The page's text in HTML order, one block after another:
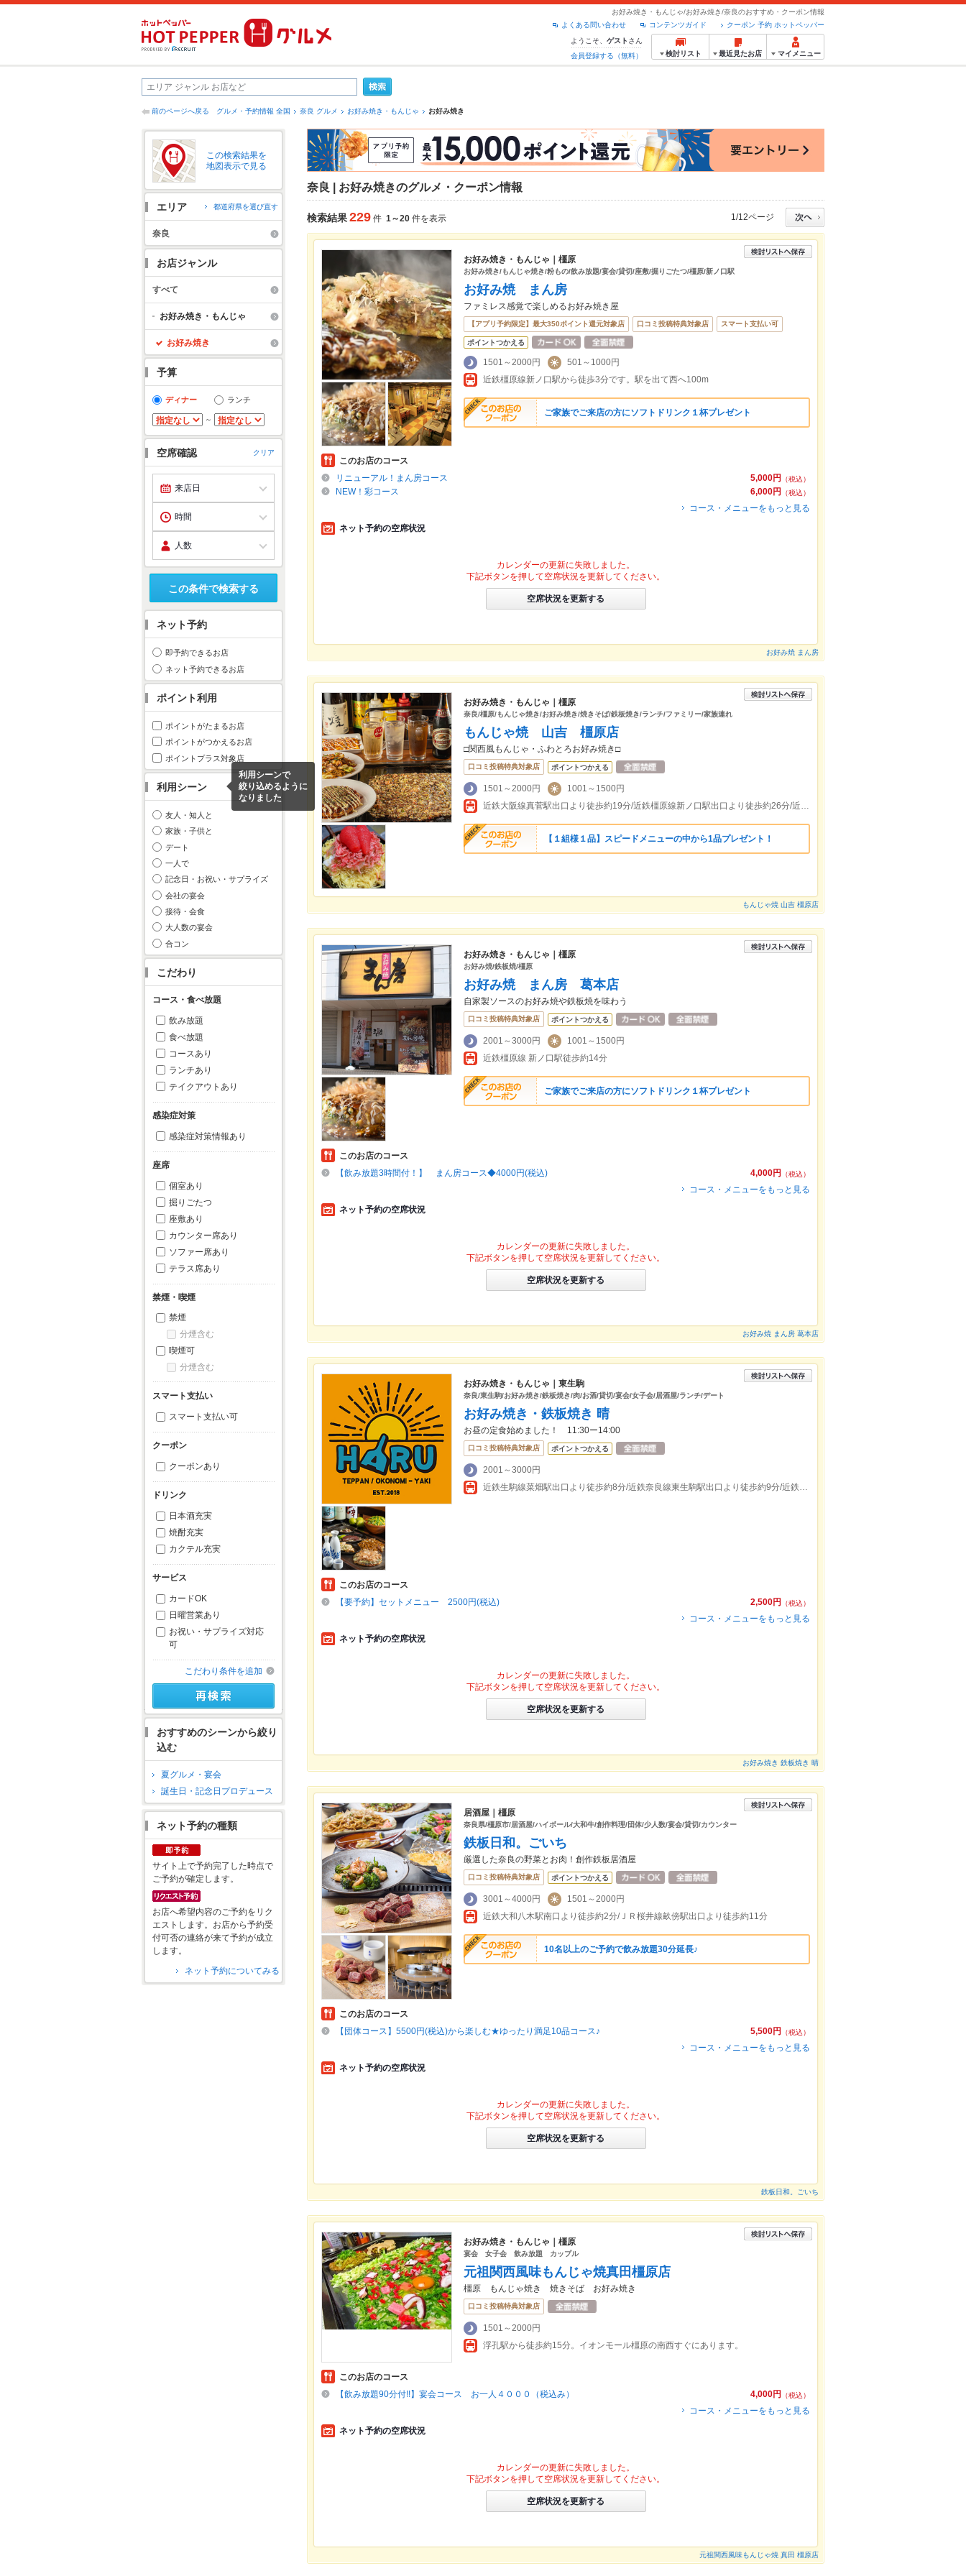
お好み焼き・もんじゃ/お好み焼き/奈良のおすすめ・クーポン情報
クーポン 予約 ホットペッパー
コンテンツガイド
よくある問い合わせ
ようこそ、 ゲスト さん
会員登録する（無料）
検討リスト 最近見たお店 マイメニュー
前のページへ戻る グルメ・予約情報 全国 奈良 グルメ お好み焼き・もんじゃ お好み焼き
この検索結果を
地図表示で見る
エリア 都道府県を選び直す
奈良
お店ジャンル
すべて
お好み焼き・もんじゃ
お好み焼き
予算
ディナー ランチ
～
空席確認 クリア
この条件で検索する
ネット予約
即予約できるお店
ネット予約できるお店
ポイント利用
ポイントがたまるお店
ポイントがつかえるお店
ポイントプラス対象店
利用シーン
利用シーンで
絞り込めるように
なりました
友人・知人と
家族・子供と
デート
一人で
記念日・お祝い・サプライズ
会社の宴会
接待・会食
大人数の宴会
合コン
こだわり
コース・食べ放題
飲み放題
食べ放題
コースあり
ランチあり
テイクアウトあり
感染症対策
感染症対策情報あり
座席
個室あり
掘りごたつ
座敷あり
カウンター席あり
ソファー席あり
テラス席あり
禁煙・喫煙
禁煙
分煙含む
喫煙可
分煙含む
スマート支払い
スマート支払い可
クーポン
クーポンあり
ドリンク
日本酒充実
焼酎充実
カクテル充実
サービス
カードOK
日曜営業あり
お祝い・サプライズ対応
可
こだわり条件を追加
おすすめのシーンから絞り
込む
夏グルメ・宴会
誕生日・記念日プロデュース
ネット予約の種類
サイト上で予約完了した時点で
ご予約が確定します。
お店へ希望内容のご予約をリク
エストします。お店から予約受
付可否の連絡が来て予約が成立
します。
ネット予約についてみる
奈良 | お好み焼きのグルメ・クーポン情報
検索結果229 件 1～20 件を表示 1/12ページ
お好み焼き・もんじゃ｜橿原
お好み焼き/もんじゃ焼き/粉もの/飲み放題/宴会/貸切/座敷/掘りごたつ/橿原/新ノ口駅
お好み焼 まん房
ファミレス感覚で楽しめるお好み焼き屋
【アプリ予約限定】最大350ポイント還元対象店 口コミ投稿特典対象店 スマート支払い可
ポイントつかえる
1501～2000円
501～1000円
近鉄橿原線新ノ口駅から徒歩3分です。駅を出て西へ100m
ご家族でご来店の方にソフトドリンク１杯プレゼント
このお店のコース
5,000円
（税込）
リニューアル！まん房コース
6,000円
（税込）
NEW！彩コース
コース・メニューをもっと見る
ネット予約の空席状況
カレンダーの更新に失敗しました。
下記ボタンを押して空席状況を更新してください。
空席状況を更新する
お好み焼 まん房
お好み焼き・もんじゃ｜橿原
奈良/橿原/もんじゃ焼き/お好み焼き/焼きそば/鉄板焼き/ランチ/ファミリー/家族連れ
もんじゃ焼 山吉 橿原店
□関西風もんじゃ・ふわとろお好み焼き□
口コミ投稿特典対象店 ポイントつかえる
1501～2000円
1001～1500円
近鉄大阪線真菅駅出口より徒歩約19分/近鉄橿原線新ノ口駅出口より徒歩約26分/近鉄橿原線大和八木駅北口より徒歩約29分
【１組様１品】スピードメニューの中から1品プレゼント！
もんじゃ焼 山吉 橿原店
お好み焼き・もんじゃ｜橿原
お好み焼/鉄板焼/橿原
お好み焼 まん房 葛本店
自家製ソースのお好み焼や鉄板焼を味わう
口コミ投稿特典対象店 ポイントつかえる
2001～3000円
1001～1500円
近鉄橿原線 新ノ口駅徒歩約14分
ご家族でご来店の方にソフトドリンク１杯プレゼント
このお店のコース
4,000円
（税込）
【飲み放題3時間付！】 まん房コース◆4000円(税込)
コース・メニューをもっと見る
ネット予約の空席状況
カレンダーの更新に失敗しました。
下記ボタンを押して空席状況を更新してください。
空席状況を更新する
お好み焼 まん房 葛本店
お好み焼き・もんじゃ｜東生駒
奈良/東生駒/お好み焼き/鉄板焼き/肉/お酒/貸切/宴会/女子会/居酒屋/ランチ/デート
お好み焼き・鉄板焼き 晴
お昼の定食始めました！ 11:30ー14:00
口コミ投稿特典対象店 ポイントつかえる
2001～3000円
近鉄生駒線菜畑駅出口より徒歩約8分/近鉄奈良線東生駒駅出口より徒歩約9分/近鉄けいはんな線生駒駅南口より徒歩約21分
このお店のコース
2,500円
（税込）
【要予約】セットメニュー 2500円(税込)
コース・メニューをもっと見る
ネット予約の空席状況
カレンダーの更新に失敗しました。
下記ボタンを押して空席状況を更新してください。
空席状況を更新する
お好み焼き 鉄板焼き 晴
居酒屋｜橿原
奈良県/橿原市/居酒屋/ハイボール/大和牛/創作料理/団体/少人数/宴会/貸切/カウンター
鉄板日和。ごいち
厳選した奈良の野菜とお肉！創作鉄板居酒屋
口コミ投稿特典対象店 ポイントつかえる
3001～4000円
1501～2000円
近鉄大和八木駅南口より徒歩約2分/ＪＲ桜井線畝傍駅出口より徒歩約11分
10名以上のご予約で飲み放題30分延長♪
このお店のコース
5,500円
（税込）
【団体コース】5500円(税込)から楽しむ★ゆったり満足10品コース♪
コース・メニューをもっと見る
ネット予約の空席状況
カレンダーの更新に失敗しました。
下記ボタンを押して空席状況を更新してください。
空席状況を更新する
鉄板日和。ごいち
お好み焼き・もんじゃ｜橿原
宴会 女子会 飲み放題 カップル
元祖関西風味もんじゃ焼真田橿原店
橿原 もんじゃ焼き 焼きそば お好み焼き
口コミ投稿特典対象店
1501～2000円
浮孔駅から徒歩約15分。イオンモール橿原の南西すぐにあります。
このお店のコース
4,000円
（税込）
【飲み放題90分付!!】宴会コース お一人４０００（税込み）
コース・メニューをもっと見る
ネット予約の空席状況
カレンダーの更新に失敗しました。
下記ボタンを押して空席状況を更新してください。
空席状況を更新する
元祖関西風味もんじゃ焼 真田 橿原店